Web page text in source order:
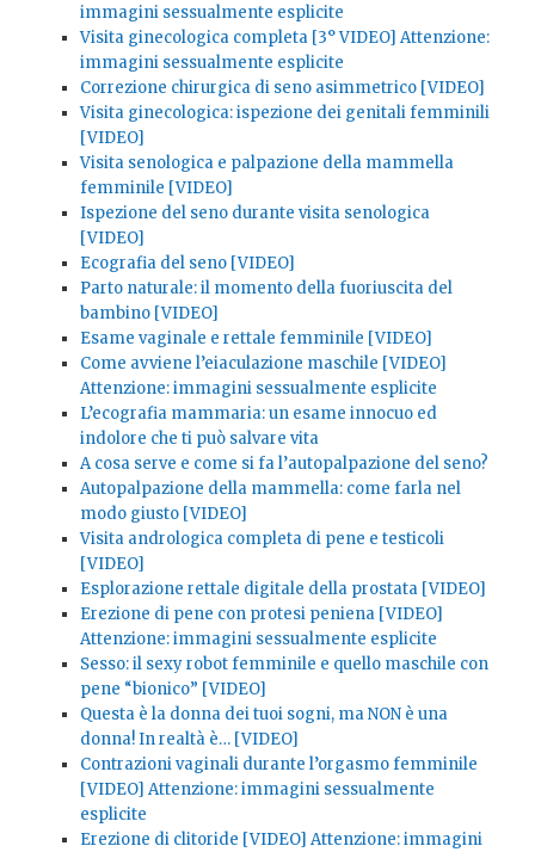
immagini sessualmente esplicite
Visita ginecologica completa [3° VIDEO] Attenzione:
immagini sessualmente esplicite
Correzione chirurgica di seno asimmetrico [VIDEO]
Visita ginecologica: ispezione dei genitali femminili
[VIDEO]
Visita senologica e palpazione della mammella
femminile [VIDEO]
Ispezione del seno durante visita senologica
[VIDEO]
Ecografia del seno [VIDEO]
Parto naturale: il momento della fuoriuscita del
bambino [VIDEO]
Esame vaginale e rettale femminile [VIDEO]
Come avviene l’eiaculazione maschile [VIDEO]
Attenzione: immagini sessualmente esplicite
L’ecografia mammaria: un esame innocuo ed
indolore che ti può salvare vita
A cosa serve e come si fa l’autopalpazione del seno?
Autopalpazione della mammella: come farla nel
modo giusto [VIDEO]
Visita andrologica completa di pene e testicoli
[VIDEO]
Esplorazione rettale digitale della prostata [VIDEO]
Erezione di pene con protesi peniena [VIDEO]
Attenzione: immagini sessualmente esplicite
Sesso: il sexy robot femminile e quello maschile con
pene “bionico” [VIDEO]
Questa è la donna dei tuoi sogni, ma NON è una
donna! In realtà è… [VIDEO]
Contrazioni vaginali durante l’orgasmo femminile
[VIDEO] Attenzione: immagini sessualmente
esplicite
Erezione di clitoride [VIDEO] Attenzione: immagini